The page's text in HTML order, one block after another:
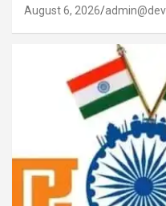
August 6, 2026